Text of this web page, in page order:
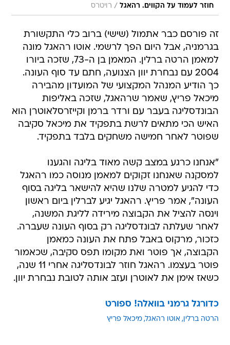
חוזר לעמוד על הקווים. רהאגל / רויטרס
זה פורסם כבר אתמול (שישי) ברוב כלי התקשורת
בגרמניה, אבל היום הפך לרשמי. אוטו רהאגל מונה
למאמן הרטה ברלין. המאמן בן ה-73, שזכה ביורו
2004 עם נבחרת יוון הצנועה, חתם עד סוף העונה.
כך הודיע המנהל המקצועי של המועדון מהבירה
מיכאל פריץ, שאמר שרהאגל, שזכה באליפות
הבונדסליגה בעבר עם ורדר ברמן וקייזרסלאוטרן הוא
האיש הכי מתאים לרשת בתפקיד את מיכאל סקיבה
שפוטר לאחר חמישה משחקים בלבד בתפקיד.
"אנחנו כרגע במצב קשה מאוד בליגה והגענו
למסקנה שאנחנו זקוקים למאמן מנוסה כמו רהאגל
כדי להגיע למטרה שלנו שהיא להישאר בליגה בסוף
העונה", אמר פריץ. רהאגל יגיע לברלין ביום ראשון
וינסה להציל את הקבוצה מירידה לליגת המשנה,
לאחר שעלתה לבונדסליגה רק בסוף העונה שעברה.
כזכור, מרקוס באבל פתח את העונה כמאמן
הקבוצה, אך פוטר ואת מקומו תפס סקיבה, שכאמור
פוטר בעצמו. רהאגל חוזר לבונדסליגה אחרי 11 שנה,
כשאז אימן את לאוטרן ועזב אותה לטובת נבחרת יוון.
כדורגל גרמני בוואלה! ספורט
הרטה ברלין אוטו רהאגל מיכאל פריץ